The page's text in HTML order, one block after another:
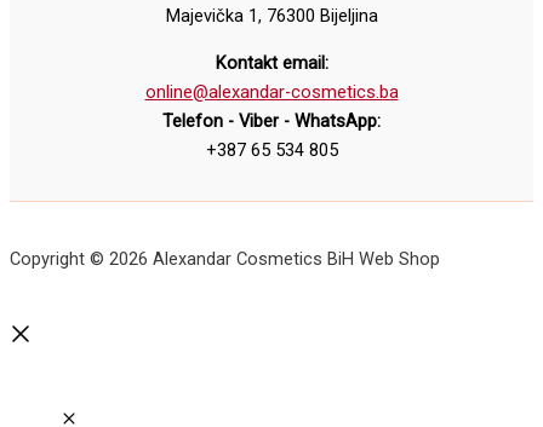
Majevička 1, 76300 Bijeljina
Kontakt email:
online@alexandar-cosmetics.ba
Telefon - Viber - WhatsApp:
+387 65 534 805
Copyright © 2026 Alexandar Cosmetics BiH Web Shop